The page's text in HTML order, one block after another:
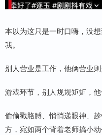
本以为这只是一时口嗨，没
我。
别人营业是工作，他俩营业则
游戏环节，别人规规矩矩，
偷偷戳胳膊、悄悄递眼神、
方，宛如两个背着老师搞小